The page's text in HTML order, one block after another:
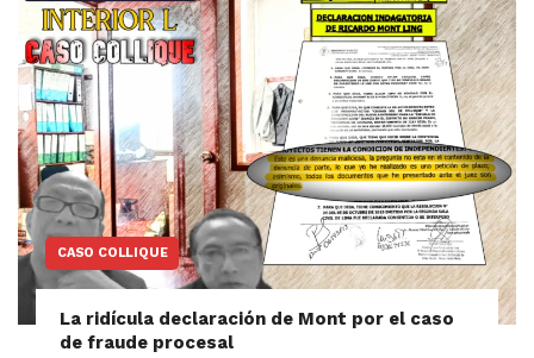
CASO COLLIQUE
La ridícula declaración de Mont por el caso
de fraude procesal